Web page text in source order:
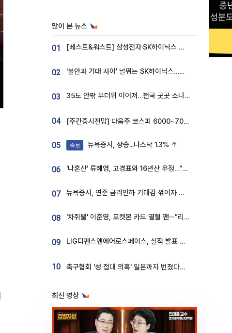
많이 본 뉴스
01 [베스트&워스트] 삼성전자·SK하이닉스 밀린 한 주…상상인증권은 85% 급등
02 '불안과 기대 사이' 널뛰는 SK하이닉스…증권가 "HBM4·LTA 기반 펀터멘털 견고"
03 35도 안팎 무더위 이어져…전국 곳곳 소나기 [오늘 날씨]
04 [주간증시전망] 다음주 코스피 6000~7000⋯“外人 수급은 정책이 변수”
05 속보 뉴욕증시, 상승...나스닥 1.3% ↑
06 '나혼산' 류혜영, 고경표와 16년산 우정…"자취방서 부모님과 마주쳐"
07 뉴욕증시, 연준 금리인하 기대감 꺾이자 상승...S&P500 사상 최고치 [종합]
08 '차쥐뿔' 이준영, 포켓몬 카드 열혈 팬⋯"리셀러 처단할 것"
09 LIG디펜스앤에어로스페이스, 실적 발표 후 급락→반등⋯증권가 “28년까지 튼튼”
10 축구협회 '성 접대 의혹' 일본까지 번졌다…日 심판 실명 공개
최신 영상